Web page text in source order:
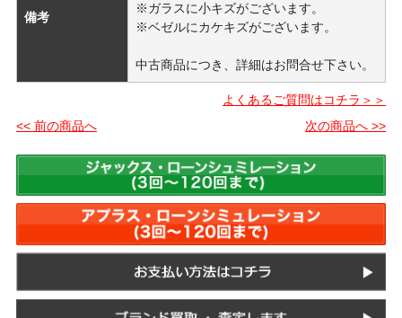
備考
※ガラスに小キズがございます。
※ベゼルにカケキズがございます。
中古商品につき、詳細はお問合せ下さい。
よくあるご質問はコチラ＞＞
<< 前の商品へ
次の商品へ >>